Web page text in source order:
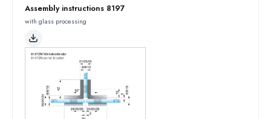
Assembly instructions 8197
with glass processing